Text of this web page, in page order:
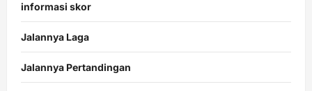
informasi skor
Jalannya Laga
Jalannya Pertandingan